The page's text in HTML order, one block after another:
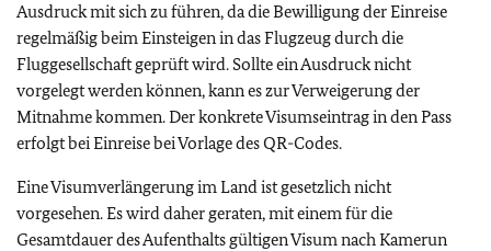
Ausdruck mit sich zu führen, da die Bewilligung der Einreise
regelmäßig beim Einsteigen in das Flugzeug durch die
Fluggesellschaft geprüft wird. Sollte ein Ausdruck nicht
vorgelegt werden können, kann es zur Verweigerung der
Mitnahme kommen. Der konkrete Visumseintrag in den Pass
erfolgt bei Einreise bei Vorlage des QR-Codes.
Eine Visumverlängerung im Land ist gesetzlich nicht
vorgesehen. Es wird daher geraten, mit einem für die
Gesamtdauer des Aufenthalts gültigen Visum nach Kamerun